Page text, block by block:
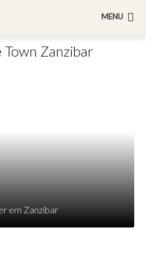
MENU
Town Zanzibar
em Zanzibar